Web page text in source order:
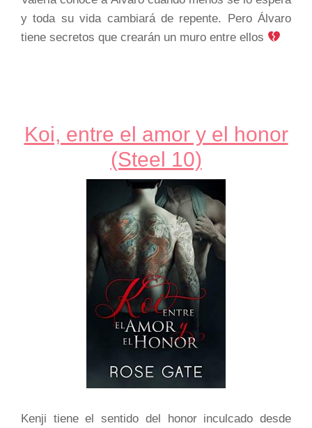
y toda su vida cambiará de repente. Pero Álvaro
tiene secretos que crearán un muro entre ellos
Koi, entre el amor y el honor
(Steel 10)
Kenji tiene el sentido del honor inculcado desde